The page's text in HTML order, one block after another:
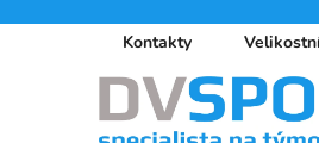
Kontakty